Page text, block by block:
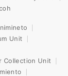
Unit
Collection Unit